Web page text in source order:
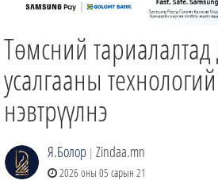
ТВ8
ӨГЛӨӨНИЙ СОНИН
ЗИНДАА СЭТГҮҮЛ
Төмсний
усалгааны
нэвтрүүлнэ
Я.Болор | Zindaa.mn
2026 оны 05 сарын 21